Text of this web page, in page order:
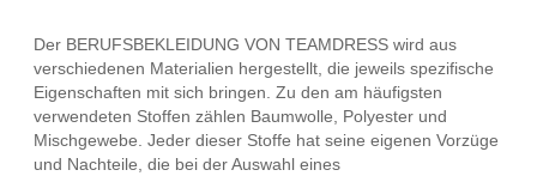
Der BERUFSBEKLEIDUNG VON TEAMDRESS wird aus
verschiedenen Materialien hergestellt, die jeweils spezifische
Eigenschaften mit sich bringen. Zu den am häufigsten
verwendeten Stoffen zählen Baumwolle, Polyester und
Mischgewebe. Jeder dieser Stoffe hat seine eigenen Vorzüge
und Nachteile, die bei der Auswahl eines